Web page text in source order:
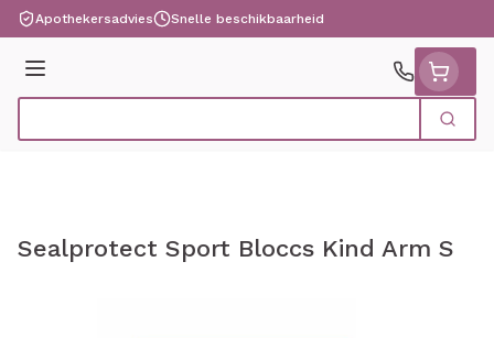
Ga naar de inhoud
Apothekersadvies Snelle beschikbaarheid
Menu
Zoek
Sealprotect Sport Bloccs Kind Arm S